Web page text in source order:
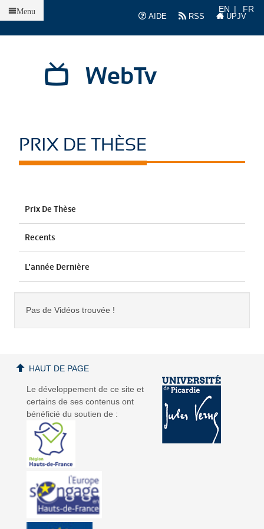
AIDE
RSS UPJV
EN FR
WebTv
Menu
PRIX DE THÈSE
Prix De Thèse
Recents
L'année Dernière
Pas de Vidéos trouvée !
Le développement de ce site et
certains de ses contenus ont
bénéficié du soutien de :
HAUT DE PAGE